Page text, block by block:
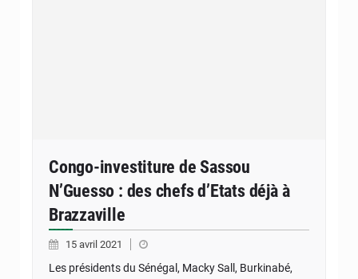
Congo-investiture de Sassou
N’Guesso : des chefs d’Etats déjà à
Brazzaville
15 avril 2021
Les présidents du Sénégal, Macky Sall, Burkinabé,